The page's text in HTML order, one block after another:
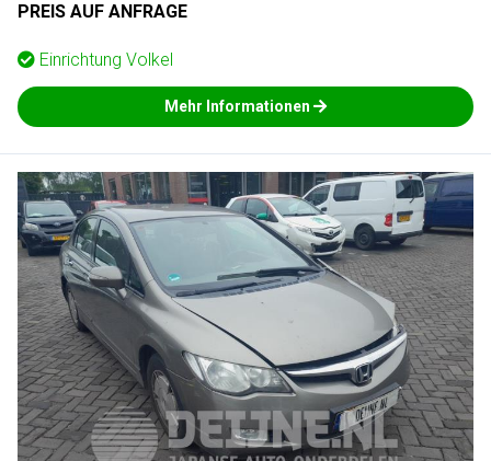
PREIS AUF ANFRAGE
Einrichtung Volkel
Mehr Informationen